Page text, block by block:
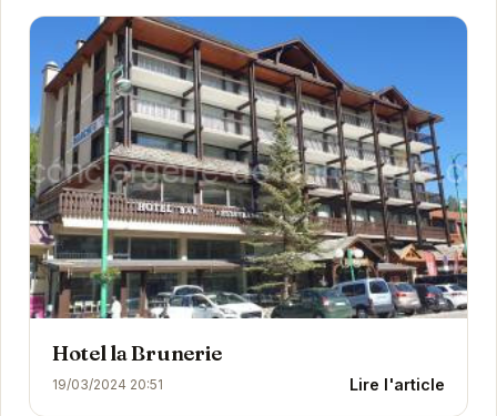
Hotel la Brunerie
19/03/2024 20:51 Lire l'article